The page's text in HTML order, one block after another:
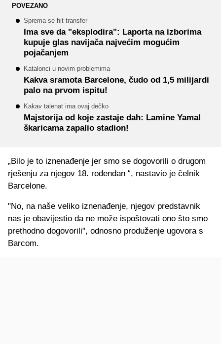
POVEZANO
Sprema se hit transfer
Ima sve da "eksplodira": Laporta na izborima
kupuje glas navijača najvećim mogućim
pojačanjem
Katalonci u novim problemima
Kakva sramota Barcelone, čudo od 1,5 milijardi
palo na prvom ispitu!
Kakav talenat ima ovaj dečko
Majstorija od koje zastaje dah: Lamine Yamal
škaricama zapalio stadion!
„Bilo je to iznenađenje jer smo se dogovorili o drugom
rješenju za njegov 18. rođendan “, nastavio je čelnik
Barcelone.
"No, na naše veliko iznenađenje, njegov predstavnik
nas je obavijestio da ne može ispoštovati ono što smo
prethodno dogovorili", odnosno produženje ugovora s
Barcom.